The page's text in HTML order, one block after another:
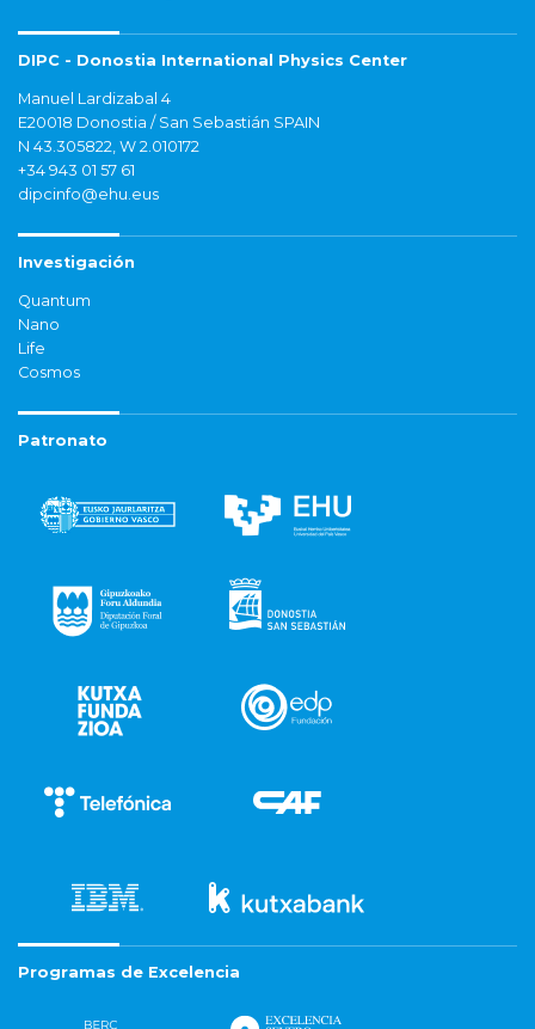
DIPC - Donostia International Physics Center
Manuel Lardizabal 4
E20018 Donostia / San Sebastián SPAIN
N 43.305822, W 2.010172
+34 943 01 57 61
dipcinfo@ehu.eus
Investigación
Quantum
Nano
Life
Cosmos
Patronato
Programas de Excelencia